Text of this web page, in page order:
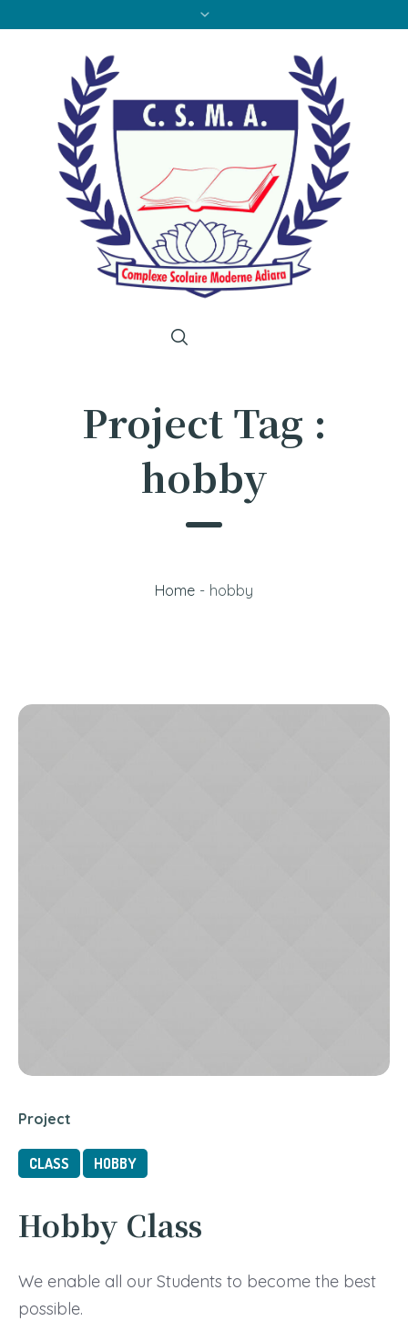
Project Tag :
hobby
Home - hobby
Project
CLASS HOBBY
Hobby Class
We enable all our Students to become the best
possible.